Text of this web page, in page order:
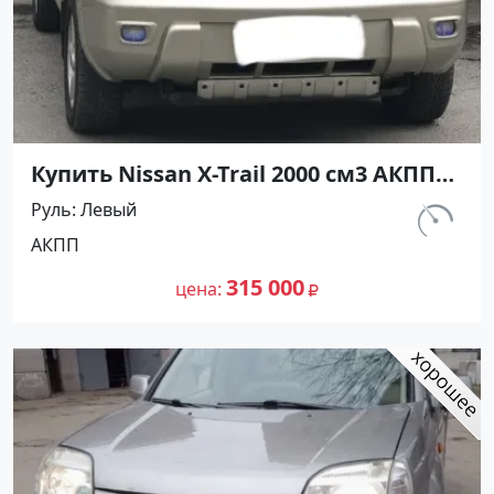
Купить Nissan X-Trail 2000 см3 АКПП
(140 л.с.) Бензин инжектор в
Армавир : цвет Бежевый
Внедорожник 2005 года по цене
315000 рублей, объявление №24600
на сайте Авторынок23
км.
Руль Левый
АКПП
цена 315 000